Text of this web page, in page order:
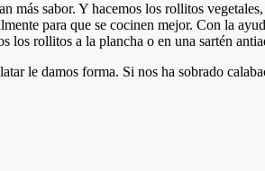
más sabor. Y hacemos los rollitos
para que se cocinen mejor. Con la
rollitos a la plancha o en una sartén
le damos forma. Si nos ha sobrado